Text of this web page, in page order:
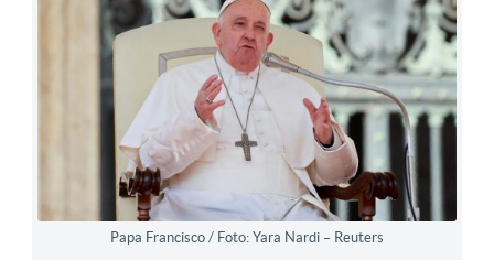
Papa Francisco / Foto: Yara Nardi – Reuters